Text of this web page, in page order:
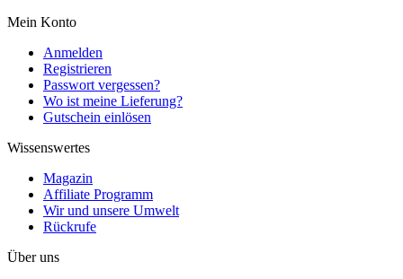
Mein Konto
Anmelden
Registrieren
Passwort vergessen?
Wo ist meine Lieferung?
Gutschein einlösen
Wissenswertes
Magazin
Affiliate Programm
Wir und unsere Umwelt
Rückrufe
Über uns